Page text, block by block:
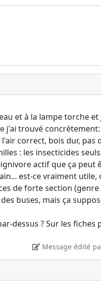
et à la lampe torche
j'ai trouvé
correct, bois dur, pas
: les insecticides
actif que ça peut
est-ce vraiment utile,
de forte section (genre
buses, mais ça
dessus ? Sur les
Message édité